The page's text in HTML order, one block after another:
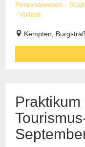
Personalwesen -
- Vollzeit
Kempten,
Praktikum